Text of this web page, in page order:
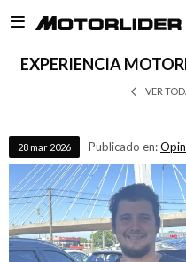

EXPERIENCIA
VER
28 mar 2026 Publicado en: